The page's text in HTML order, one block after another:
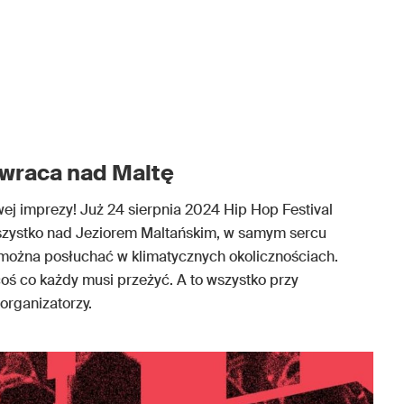
nad Maltę
imprezy! Już 24 sierpnia 2024 Hip Hop Festival
nad Jeziorem Maltańskim, w samym sercu
posłuchać w klimatycznych okolicznościach.
co każdy musi przeżyć. A to wszystko przy